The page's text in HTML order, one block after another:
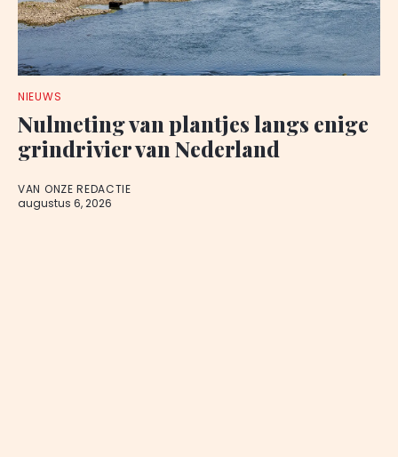
NIEUWS
Nulmeting van plantjes langs enige
grindrivier van Nederland
VAN ONZE REDACTIE
augustus 6, 2026